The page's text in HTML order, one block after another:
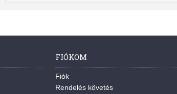
FIÓKOM
Fiók
Rendelés követés